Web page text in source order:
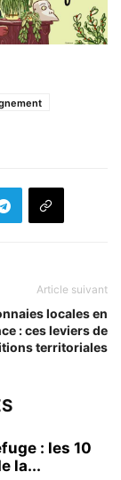
Article suivant
locales en
: ces leviers de
territoriales
: les 10
la...